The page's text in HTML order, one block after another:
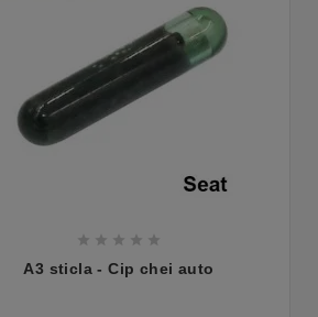
    
A3 sticla - Cip chei auto